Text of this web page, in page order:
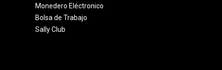
Monedero Eléctronico
Bolsa de Trabajo
Sally Club